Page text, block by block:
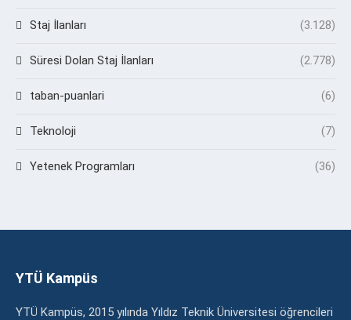
Staj İlanları (3.128)
Süresi Dolan Staj İlanları (2.778)
taban-puanlari (6)
Teknoloji (7)
Yetenek Programları (36)
YTÜ Kampüs
YTÜ Kampüs, 2015 yılında Yıldız Teknik Üniversitesi öğrencileri